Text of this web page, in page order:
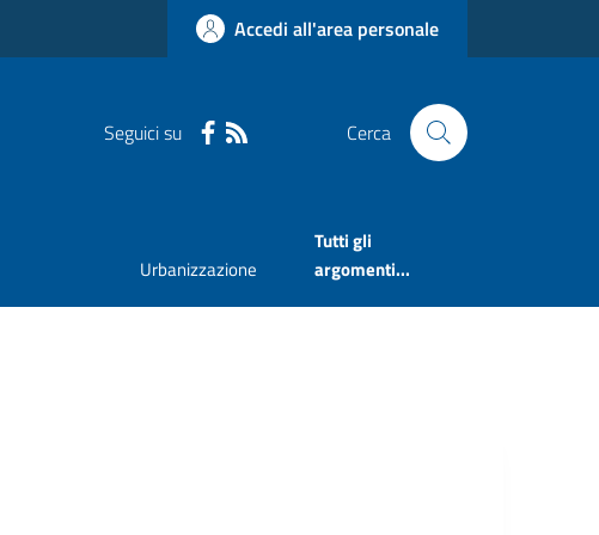
Accedi all'area personale
Seguici su Cerca
Urbanizzazione
Tutti gli
argomenti...